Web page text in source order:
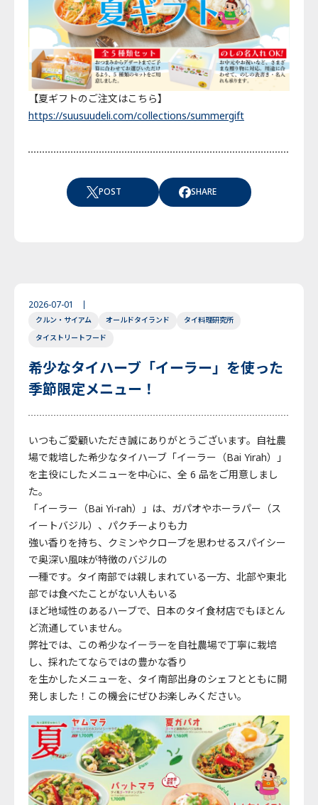
【夏ギフトのご注文はこちら】
https://suusuudeli.com/collections/summergift
POST SHARE
2026-07-01
クルン・サイアム オールドタイランド
タイ料理研究所
タイストリートフード
希少なタイハーブ「イーラー」を使った
季節限定メニュー！
いつもご愛顧いただき誠にありがとうございます。自社農
場で栽培した希少なタイハーブ「イーラー（Bai Yirah）」
を主役にしたメニューを中心に、全 6 品をご用意しまし
た。
「イーラー（Bai Yi-rah）」は、ガパオやホーラパー（ス
イートバジル）、パクチーよりも力
強い香りを持ち、クミンやクローブを思わせるスパイシー
で奥深い風味が特徴のバジルの
一種です。タイ南部では親しまれている一方、北部や東北
部では食べたことがない人もいる
ほど地域性のあるハーブで、日本のタイ食材店でもほとん
ど流通していません。
弊社では、この希少なイーラーを自社農場で丁寧に栽培
し、採れたてならではの豊かな香り
を生かしたメニューを、タイ南部出身のシェフとともに開
発しました！この機会にぜひお楽しみください。